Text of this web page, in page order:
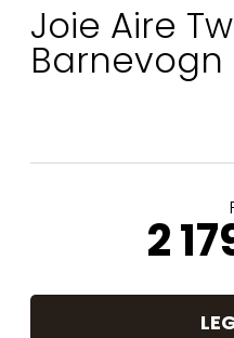
Joie Aire
Barnevogn
2